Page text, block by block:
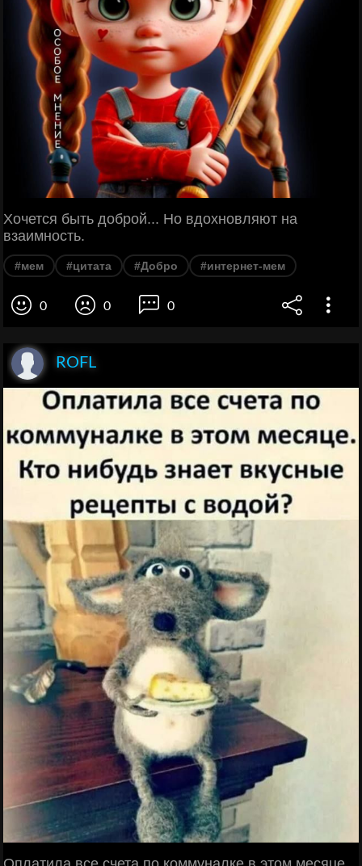
Хочется быть доброй... Но вдохновляют на
взаимность.
#мем #цитата #Добро #интернет-мем
0 0 0
ROFL